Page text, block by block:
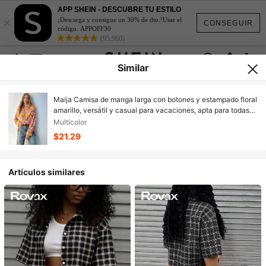
CONSEGUIR
×
APP SHEIN - DESCUBRE TU ESTILO
¡Descarga y consigue un 30% de dto.!Usar el
código: APPOFF30
(95,960)
Similar
Maija Camisa de manga larga con botones y estampado floral
amarillo, versátil y casual para vacaciones, apta para todas
las estaciones
Multicolor
$21.29
Artículos similares